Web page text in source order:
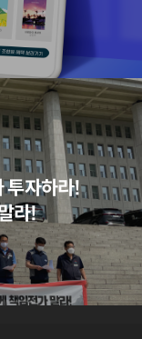
투자하라!
라!